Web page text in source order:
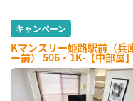
キャンペーン
Kマンスリー姫路駅前（兵
ー前） 506・1K-【中部屋